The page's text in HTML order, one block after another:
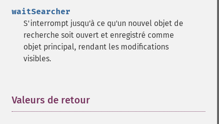
waitSearcher
S'interrompt jusqu'à ce qu'un nouvel objet de
recherche soit ouvert et enregistré comme
objet principal, rendant les modifications
visibles.
Valeurs de retour